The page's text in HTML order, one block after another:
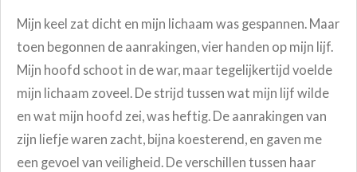
Mijn keel zat dicht en mijn lichaam was gespannen. Maar
toen begonnen de aanrakingen, vier handen op mijn lijf.
Mijn hoofd schoot in de war, maar tegelijkertijd voelde
mijn lichaam zoveel. De strijd tussen wat mijn lijf wilde
en wat mijn hoofd zei, was heftig. De aanrakingen van
zijn liefje waren zacht, bijna koesterend, en gaven me
een gevoel van veiligheid. De verschillen tussen haar